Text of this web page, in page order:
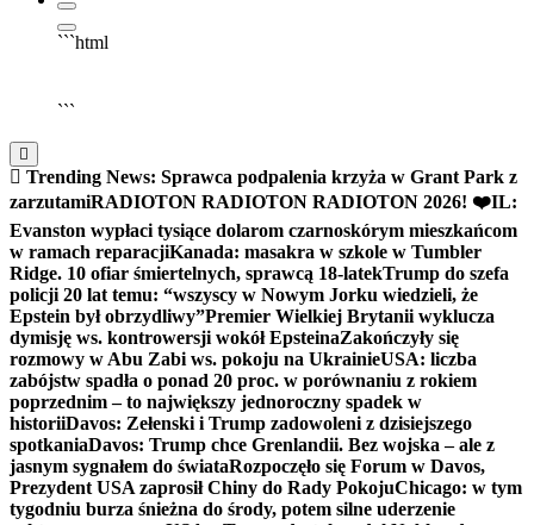
```html
```
Trending News: Sprawca podpalenia krzyża w Grant Park z
zarzutamiRADIOTON RADIOTON RADIOTON 2026! ❤️IL:
Evanston wypłaci tysiące dolarom czarnoskórym mieszkańcom
w ramach reparacjiKanada: masakra w szkole w Tumbler
Ridge. 10 ofiar śmiertelnych, sprawcą 18-latekTrump do szefa
policji 20 lat temu: “wszyscy w Nowym Jorku wiedzieli, że
Epstein był obrzydliwy”Premier Wielkiej Brytanii wyklucza
dymisję ws. kontrowersji wokół EpsteinaZakończyły się
rozmowy w Abu Zabi ws. pokoju na UkrainieUSA: liczba
zabójstw spadła o ponad 20 proc. w porównaniu z rokiem
poprzednim – to największy jednoroczny spadek w
historiiDavos: Zełenski i Trump zadowoleni z dzisiejszego
spotkaniaDavos: Trump chce Grenlandii. Bez wojska – ale z
jasnym sygnałem do świataRozpoczęło się Forum w Davos,
Prezydent USA zaprosił Chiny do Rady PokojuChicago: w tym
tygodniu burza śnieżna do środy, potem silne uderzenie